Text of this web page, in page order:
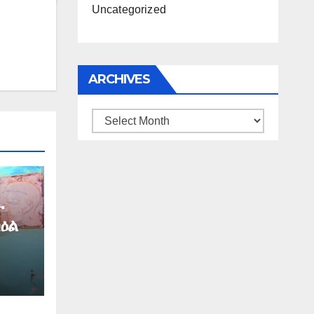
Uncategorized
ARCHIVES
Archives